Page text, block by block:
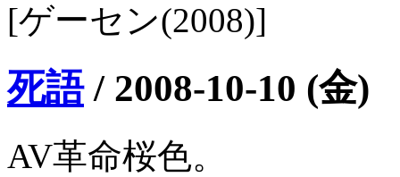
[ゲーセン(2008)]
死語/ 2008-10-10 (金)
AV革命桜色。